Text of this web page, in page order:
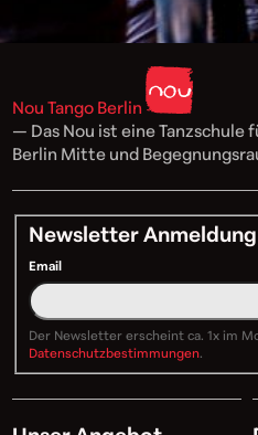
Nou Tango Berlin
— Das Nou ist eine Tanzschule
Berlin Mitte und
Newsletter Anmeldung
Email
Der Newsletter erscheint ca. 1x im
Datenschutzbestimmungen.